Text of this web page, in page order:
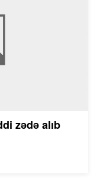
zədə alıb